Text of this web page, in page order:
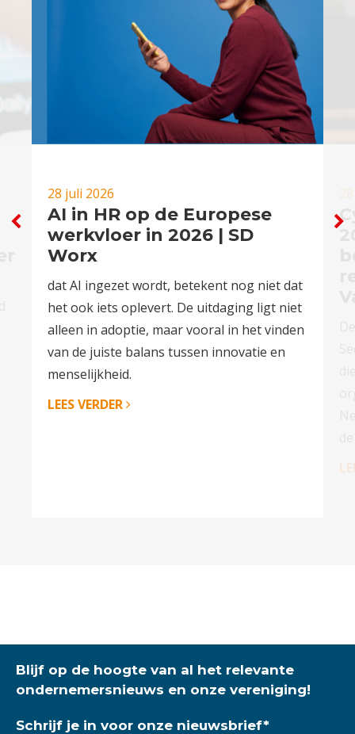
28 juli 2026
AI in HR op de Europese
werkvloer in 2026 | SD
Worx
dat AI ingezet wordt, betekent nog niet dat
het ook iets oplevert. De uitdaging ligt niet
alleen in adoptie, maar vooral in het vinden
van de juiste balans tussen innovatie en
menselijkheid.
LEES VERDER
Blijf op de hoogte van al het relevante
ondernemersnieuws en onze vereniging!
Schrijf je in voor onze nieuwsbrief*